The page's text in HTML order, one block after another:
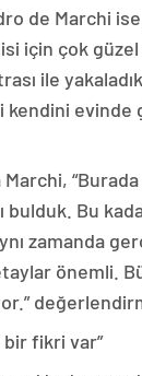
de Marchi
için çok
ile
kendini
Marchi,
bulduk. Bu
zamanda
önemli.
bir fikri var”